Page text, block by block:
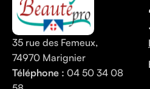
35 rue des Femeux,
74970 Marignier
Téléphone : 04 50 34 08